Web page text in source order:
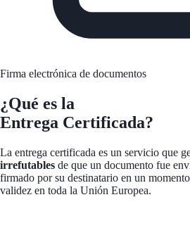
Firma electrónica de documentos
¿Qué es la
Entrega Certificada?
La entrega certificada es un servicio que
irrefutables de que un documento fue
firmado por su destinatario en un
validez en toda la Unión Europea.